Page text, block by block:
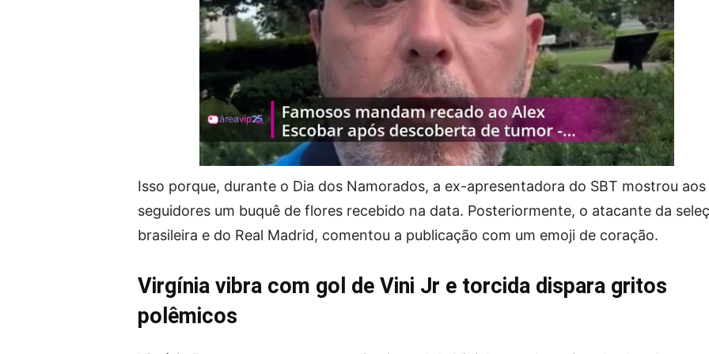
Isso porque, durante o Dia dos Namorados, a ex-apresentadora do SBT mostrou aos
seguidores um buquê de flores recebido na data. Posteriormente, o atacante da
brasileira e do Real Madrid, comentou a publicação com um emoji de coração.
Virgínia vibra com gol de Vini Jr e torcida dispara gritos
polêmicos